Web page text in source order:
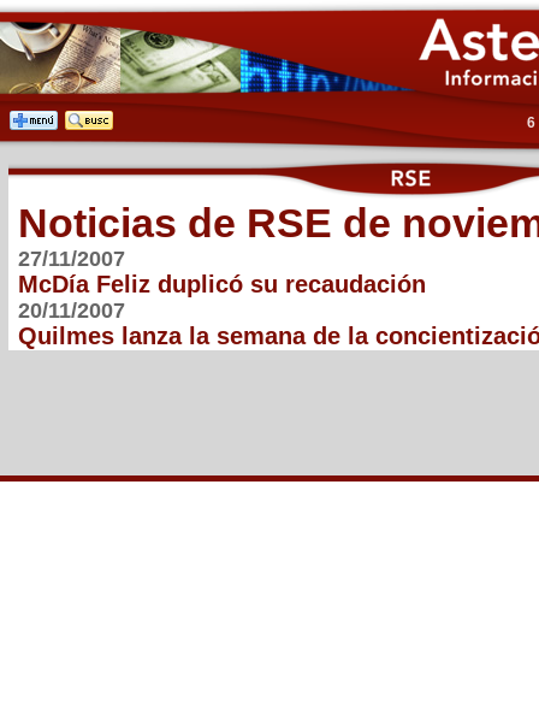
6
Noticias de RSE de
27/11/2007
McDía Feliz duplicó su recaudación
20/11/2007
Quilmes lanza la semana de la